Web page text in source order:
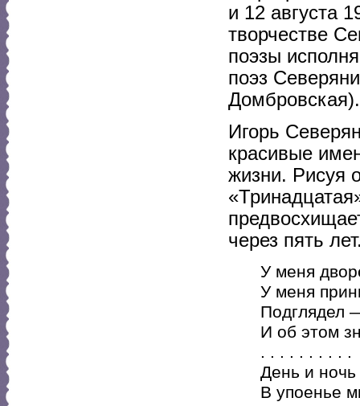
и 12 августа
творчестве
поэзы
поэз
Домбровская).
Игорь
красивые
жизни. Рисуя
через пять
У меня
У меня
Подглядел
И об этом
. . . . . . . . . .
День и
В упоенье